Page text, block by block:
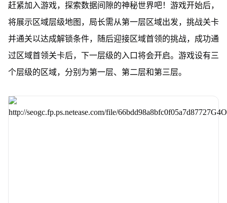
赶紧加入游戏，探索数据间隙的神秘世界吧！游戏开始后，
将展示区域层级地图， 局长需从第一层区域出发， 挑战关卡
并通关以达成解锁条件，
随后迎接区域首领的挑战， 成功通
过区域首领关卡后， 下一层级的入口将会开启。 游戏设有三
个层级的区域， 分别为第一层、第二层和第三层。